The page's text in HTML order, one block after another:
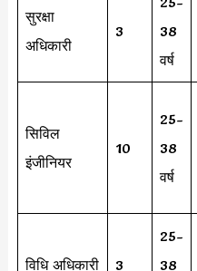
सुरक्षा
अधिकारी
3
38
वर्ष
सिविल
इंजीनियर
10
25-
38
वर्ष
विधि अधिकारी 3
25-
38